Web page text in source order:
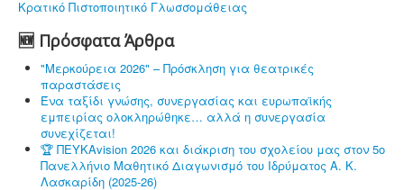
Κρατικό Πιστοποιητικό Γλωσσομάθειας
🆕 Πρόσφατα Άρθρα
"Μερκούρεια 2026" – Πρόσκληση για θεατρικές
παραστάσεις
Ένα ταξίδι γνώσης, συνεργασίας και ευρωπαϊκής
εμπειρίας ολοκληρώθηκε… αλλά η συνεργασία
συνεχίζεται!
🏆 ΠΕΥΚΑvision 2026 και διάκριση του σχολείου μας στον 5ο
Πανελλήνιο Μαθητικό Διαγωνισμό του Ιδρύματος Α. Κ.
Λασκαρίδη (2025-26)